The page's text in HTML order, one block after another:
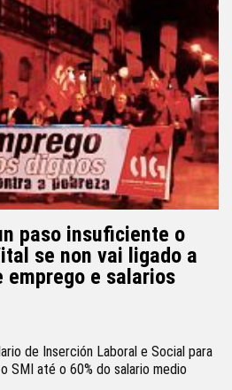
paso insuficiente o
se non vai ligado a
emprego e salarios
de Inserción Laboral e Social para
SMI até o 60% do salario medio